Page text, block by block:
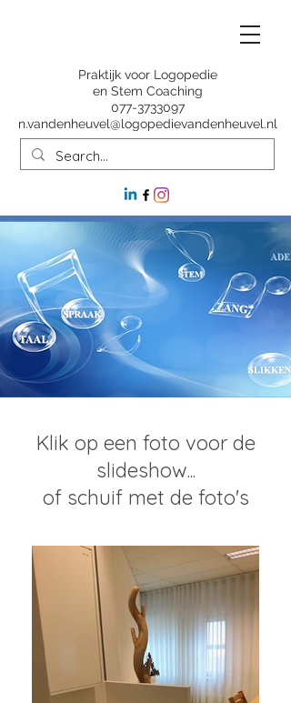
Praktijk voor Logopedie
en Stem Coaching
077-3733097
n.vandenheuvel@logopedievandenheuvel.nl
Klik op een foto voor de
slideshow...
of schuif met de foto's